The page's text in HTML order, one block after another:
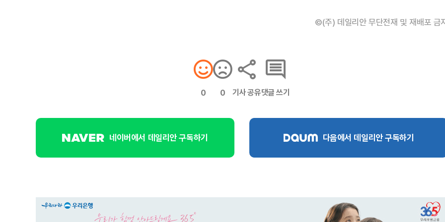
©(주) 데일리안 무단전재 및 재배포 금
0 0 기사 공유댓글 쓰기
네이버에서 데일리안 구독하기 다음에서 데일리안 구독하기